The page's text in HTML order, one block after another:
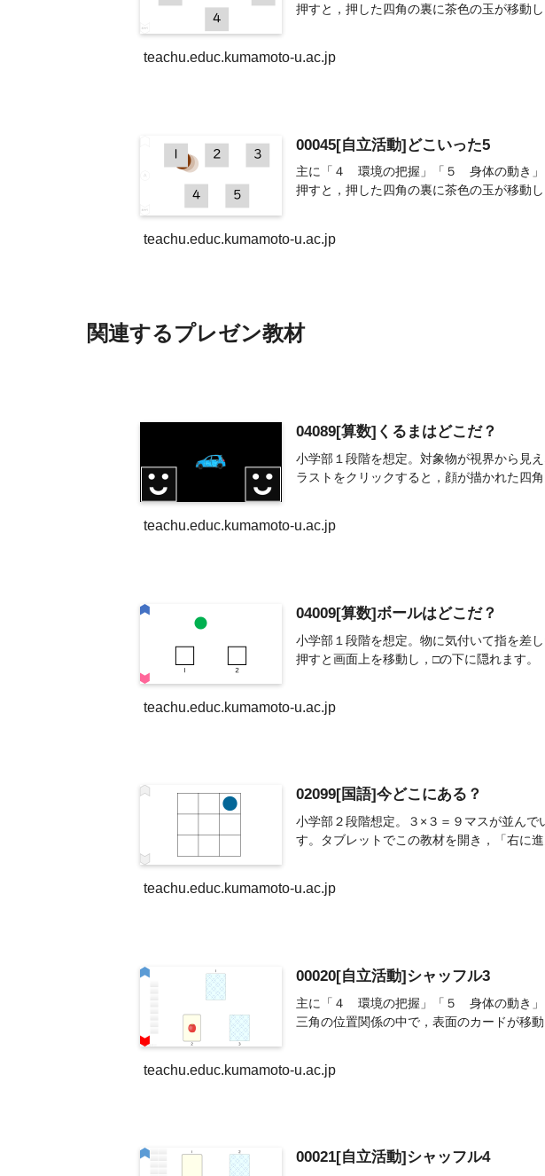
押すと，押した四角の裏に茶色の玉が移動
teachu.educ.kumamoto-u.ac.jp
00045[自立活動]どこいった5
主に「４ 環境の把握」「５ 身体の動き」
押すと，押した四角の裏に茶色の玉が移動
teachu.educ.kumamoto-u.ac.jp
関連するプレゼン教材
04089[算数]くるまはどこだ？
小学部１段階を想定。対象物が視界から見
ラストをクリックすると，顔が描かれた四
teachu.educ.kumamoto-u.ac.jp
04009[算数]ボールはどこだ？
小学部１段階を想定。物に気付いて指を差
押すと画面上を移動し，□の下に隠れます。
teachu.educ.kumamoto-u.ac.jp
02099[国語]今どこにある？
小学部２段階想定。３×３＝９マスが並ん
す。タブレットでこの教材を開き，「右に
teachu.educ.kumamoto-u.ac.jp
00020[自立活動]シャッフル3
主に「４ 環境の把握」「５ 身体の動き」
三角の位置関係の中で，表面のカードが移
teachu.educ.kumamoto-u.ac.jp
00021[自立活動]シャッフル4